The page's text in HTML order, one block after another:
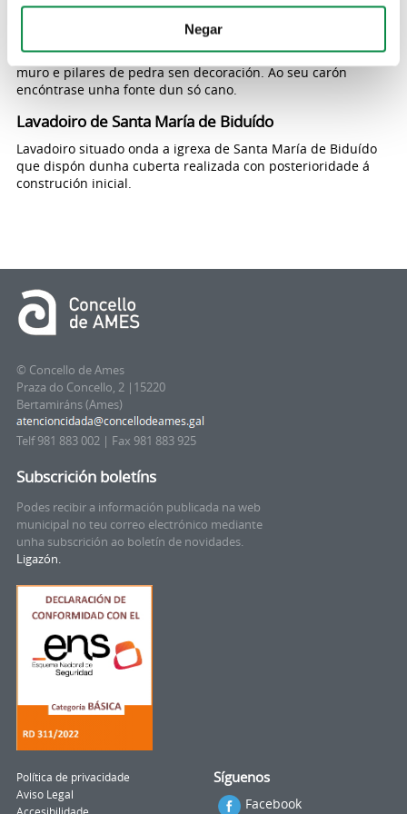
Negar
Lavadoiro de Quintáns
Lavadoiro de pedra, situado en Quintáns na parroquia de
Santo Tomé, protexido por unha cuberta a dúas augas sobre
muro e pilares de pedra sen decoración. Ao seu carón
encóntrase unha fonte dun só cano.
Lavadoiro de Santa María de Biduído
Lavadoiro situado onda a igrexa de Santa María de Biduído
que dispón dunha cuberta realizada con posterioridade á
construción inicial.
© Concello de Ames
Praza do Concello, 2 |15220
Bertamiráns (Ames)
Telf 981 883 002 | Fax 981 883 925
Subscrición boletíns
Podes recibir a información publicada na web
municipal no teu correo electrónico mediante
unha subscrición ao boletín de novidades.
Ligazón.
Síguenos
Facebook
Política de privacidade
Aviso Legal